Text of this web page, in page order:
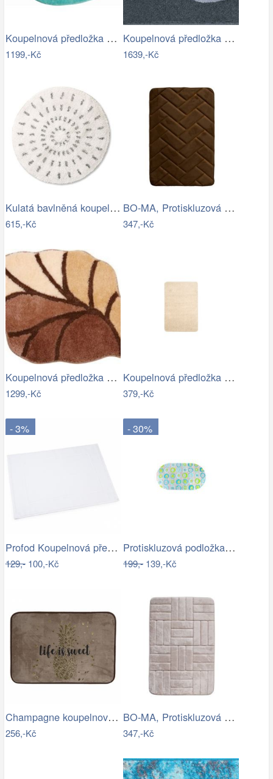
Koupelnová předložka LAKE
1199,-Kč
Koupelnová předložka HILLS
1639,-Kč
Kulatá bavlněná koupelnová předložka…
615,-Kč
BO-MA, Protiskluzová koupelnová…
347,-Kč
Koupelnová předložka AOSTA
1299,-Kč
Koupelnová předložka Optima 60x90 cm…
379,-Kč
- 3%
Profod Koupelnová předložka 2S bílá…
129,-100,-Kč
- 30%
Protiskluzová podložka do koupelny…
199,-139,-Kč
Champagne koupelnová předložka se…
256,-Kč
BO-MA, Protiskluzová koupelnová…
347,-Kč